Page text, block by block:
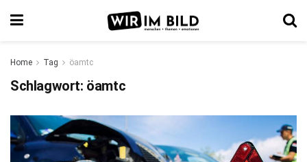
Home Tag öamtc
Schlagwort: öamtc